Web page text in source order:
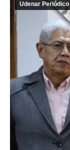
Udenar Periódico